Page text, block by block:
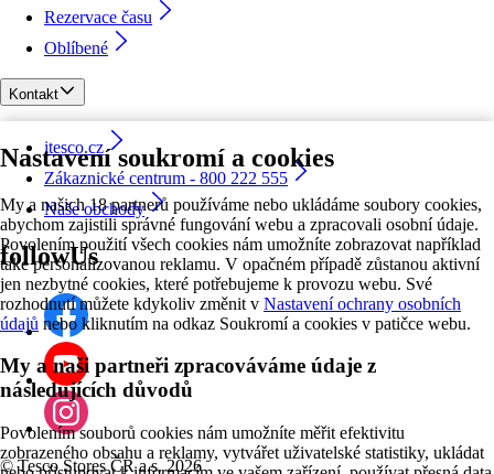
Nastavení soukromí a cookies
My a našich 18 partnerů používáme nebo ukládáme soubory cookies,
abychom zajistili správné fungování webu a zpracovali osobní údaje.
Povolením použití všech cookies nám umožníte zobrazovat například
také personalizovanou reklamu. V opačném případě zůstanou aktivní
jen nezbytné cookies, které potřebujeme k provozu webu. Své
rozhodnutí můžete kdykoliv změnit v Nastavení ochrany osobních
údajů nebo kliknutím na odkaz Soukromí a cookies v patičce webu.
My a naši partneři zpracováváme údaje z
následujících důvodů
Povolením souborů cookies nám umožníte měřit efektivitu
zobrazeného obsahu a reklamy, vytvářet uživatelské statistiky, ukládat
Rezervace času
Oblíbené
Kontakt
itesco.cz
Zákaznické centrum - 800 222 555
Naše obchody
followUs
©Tesco Stores ČR a.s. 2026